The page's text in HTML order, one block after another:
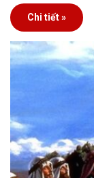
Chi tiết »